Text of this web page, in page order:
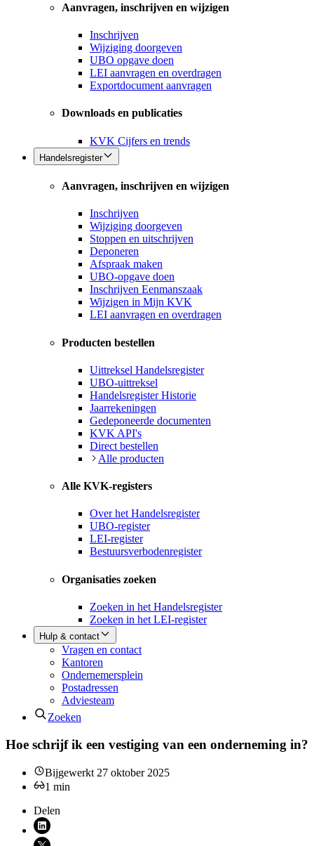
Aanvragen, inschrijven en wijzigen
Inschrijven
Wijziging doorgeven
UBO opgave doen
LEI aanvragen en overdragen
Exportdocument aanvragen
Downloads en publicaties
KVK Cijfers en trends
Handelsregister
Aanvragen, inschrijven en wijzigen
Inschrijven
Wijziging doorgeven
Stoppen en uitschrijven
Deponeren
Afspraak maken
UBO-opgave doen
Inschrijven Eenmanszaak
Wijzigen in Mijn KVK
LEI aanvragen en overdragen
Producten bestellen
Uittreksel Handelsregister
UBO-uittreksel
Handelsregister Historie
Jaarrekeningen
Gedeponeerde documenten
KVK API's
Direct bestellen
Alle producten
Alle KVK-registers
Over het Handelsregister
UBO-register
LEI-register
Bestuursverbodenregister
Organisaties zoeken
Zoeken in het Handelsregister
Zoeken in het LEI-register
Hulp & contact
Vragen en contact
Kantoren
Ondernemersplein
Postadressen
Adviesteam
Zoeken
Hoe schrijf ik een vestiging van een onderneming in?
Bijgewerkt 27 oktober 2025
1 min
Delen
Deel via LinkedIn (opent nieuw venster)
Deel via X (opent nieuw venster)